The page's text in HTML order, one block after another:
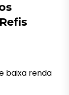
baixa renda